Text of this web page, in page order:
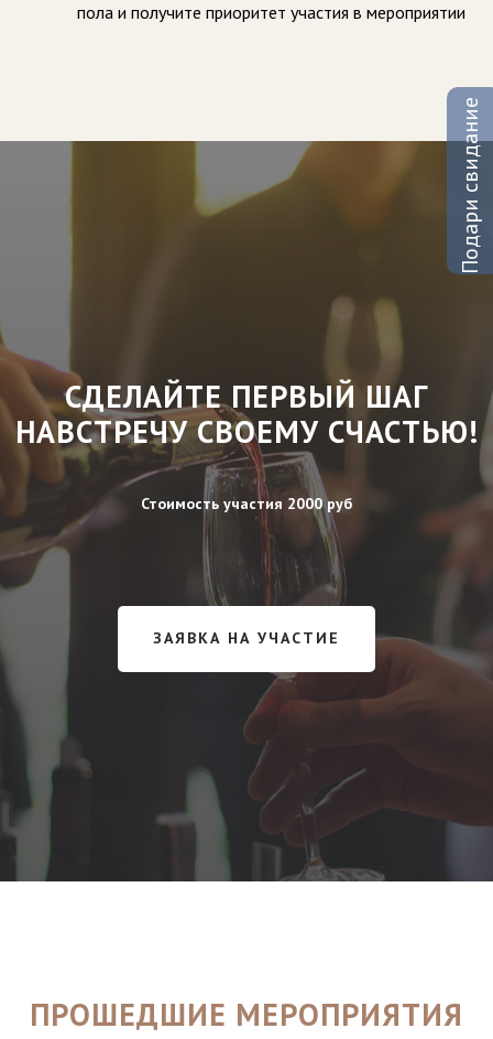
Подари свидание
пола и получите приоритет участия в мероприятии
СДЕЛАЙТЕ ПЕРВЫЙ ШАГ
НАВСТРЕЧУ СВОЕМУ СЧАСТЬЮ!
Стоимость участия 2000 руб
ЗАЯВКА НА УЧАСТИЕ
ПРОШЕДШИЕ МЕРОПРИЯТИЯ